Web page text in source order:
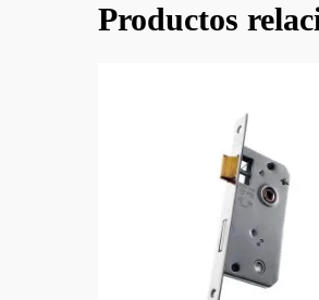
Productos